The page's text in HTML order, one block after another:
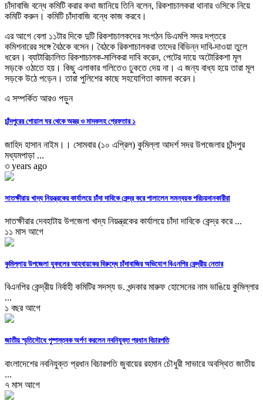
চাঁদাবাজি বন্ধে কমিটি করার কথা জানিয়ে তিনি বলেন, রিকশাচালকরা থানার ওসিকে নিয়ে
কমিটি করুন। কমিটি চাঁদাবাজি বন্ধে কাজ করবে।
এর আগে বেলা ১১টার দিকে দুটি রিকশাচালকদের সংগঠন ডিএমপি সদর দপ্তরে
কমিশনারের সঙ্গে বৈঠকে বসেন। বৈঠকে রিকশাচালকরা তাদের বিভিন্ন দাবি-দাওয়া তুলে
ধরেন। ব্যাটারিচালিত রিকশাচালক-মালিকরা দাবি করেন, পেটের দায়ে অটোরিকশা মূল
সড়কে ওঠাতে হয়। কিছু এলাকার গলিতেও ঢুকতে দেয় না। এ জন্য বাধ্য হয়ে তারা মূল
সড়কে উঠে পড়েন। তারা পুলিশের কাছে সহযোগিতা কামনা করেন।
এ সম্পর্কিত আরও পড়ুন
চাঁন্দপুরের গোয়াল ঘর থেকে অস্ত্র ও মাদকসহ গ্রেফতার ১
জাহিদ হাসান নাইম।। সোমবার (১০ এপ্রিল) কুমিল্লা আদর্শ সদর উপজেলার চাঁন্দপুর
মধ্যমপাড়া ...
৩ years ago
সাতক্ষীরায় খাদ্য নিয়ন্ত্রকের কার্যালয়ে চাঁদা দাবিকে কেন্দ্র করে পালালেন সমন্বয়ক পরিচয়দানকারীরা
সাতক্ষীরার দেবহাটায় উপজেলা খাদ্য নিয়ন্ত্রকের কার্যালয়ে চাঁদা দাবিকে কেন্দ্র করে ...
১১ মাস আগে
কুমিল্লায় উপজেলা যুবদলের আহবায়কের বিরুদ্ধে চাঁদাবাজির অভিযোগ বিএনপির কেন্দ্রীয় নেতার
বিএনপির কেন্দ্রীয় নির্বাহী কমিটির সদস্য ড. খন্দকার মারুফ হোসেনের নাম ভাঙিয়ে কুমিল্লার
...
১ বছর আগে
জাতীয় স্মৃতিসৌধে পুষ্পস্তবক অর্পণ করলেন নবনিযুক্ত প্রধান বিচারপতি
বাংলাদেশের নবনিযুক্ত প্রধান বিচারপতি জুবায়ের রহমান চৌধুরী সাভারে অবস্থিত জাতীয়
...
৭ মাস আগে